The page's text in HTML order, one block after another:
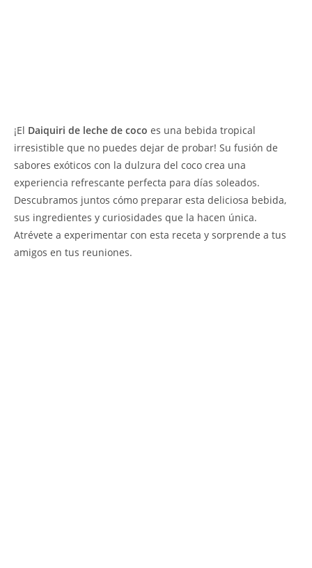
¡El Daiquiri de leche de coco es una bebida tropical
irresistible que no puedes dejar de probar! Su fusión de
sabores exóticos con la dulzura del coco crea una
experiencia refrescante perfecta para días soleados.
Descubramos juntos cómo preparar esta deliciosa bebida,
sus ingredientes y curiosidades que la hacen única.
Atrévete a experimentar con esta receta y sorprende a tus
amigos en tus reuniones.